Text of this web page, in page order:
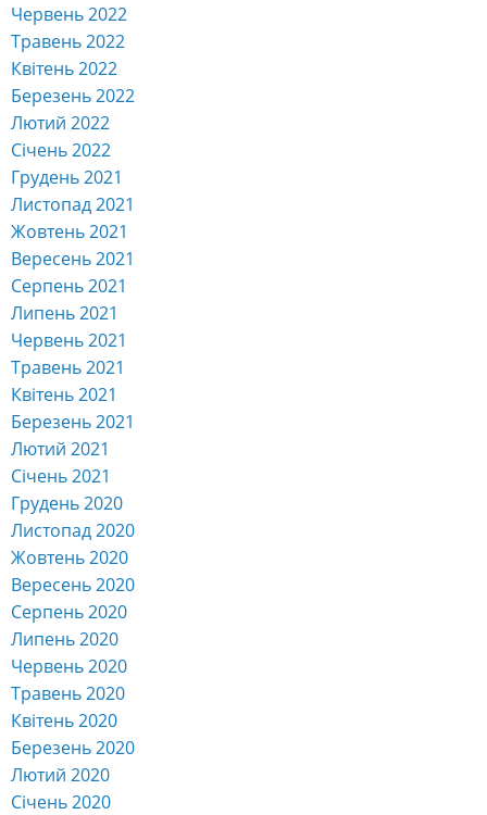
Червень 2022
Травень 2022
Квітень 2022
Березень 2022
Лютий 2022
Січень 2022
Грудень 2021
Листопад 2021
Жовтень 2021
Вересень 2021
Серпень 2021
Липень 2021
Червень 2021
Травень 2021
Квітень 2021
Березень 2021
Лютий 2021
Січень 2021
Грудень 2020
Листопад 2020
Жовтень 2020
Вересень 2020
Серпень 2020
Липень 2020
Червень 2020
Травень 2020
Квітень 2020
Березень 2020
Лютий 2020
Січень 2020